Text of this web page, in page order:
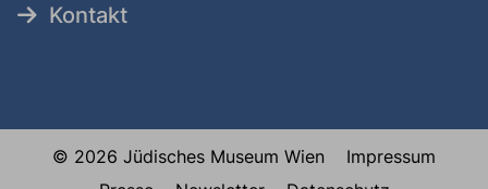
Kontakt
© 2026 Jüdisches Museum Wien
Impressum